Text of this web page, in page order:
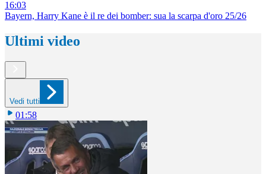
16:03
Bayern, Harry Kane è il re dei bomber: sua la scarpa d'oro 25/26
Ultimi video
Vedi tutti
01:58